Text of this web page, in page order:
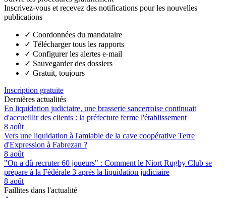
Inscrivez-vous et recevez des notifications pour les nouvelles
publications
✓ Coordonnées du mandataire
✓ Télécharger tous les rapports
✓ Configurer les alertes e-mail
✓ Sauvegarder des dossiers
✓ Gratuit, toujours
Inscription gratuite
Dernières actualités
En liquidation judiciaire, une brasserie sancerroise continuait
d'accueillir des clients : la préfecture ferme l'établissement
8 août
Vers une liquidation à l'amiable de la cave coopérative Terre
d'Expression à Fabrezan ?
8 août
"On a dû recruter 60 joueurs" : Comment le Niort Rugby Club se
prépare à la Fédérale 3 après la liquidation judiciaire
8 août
Faillites dans l'actualité